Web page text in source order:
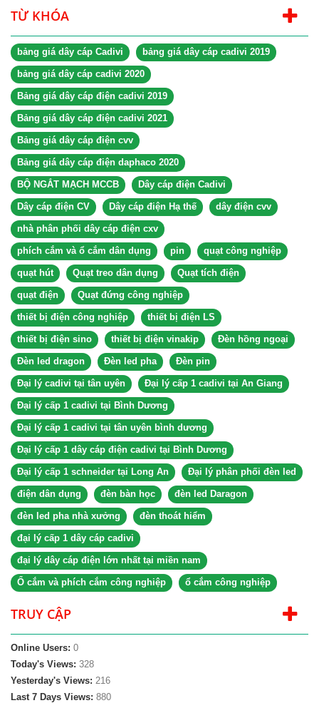
TỪ KHÓA
bảng giá dây cáp Cadivi bảng giá dây cáp cadivi 2019
bảng giá dây cáp cadivi 2020
Bảng giá dây cáp điện cadivi 2019
Bảng giá dây cáp điện cadivi 2021
Bảng giá dây cáp điện cvv
Bảng giá dây cáp điện daphaco 2020
BỘ NGẮT MẠCH MCCB Dây cáp điện Cadivi
Dây cáp điện CV Dây cáp điện Hạ thế dây điện cvv
nhà phân phối dây cáp điện cxv
phích cắm và ổ cắm dân dụng pin quạt công nghiệp
quạt hút Quạt treo dân dụng Quạt tích điện
quạt điện Quạt đứng công nghiệp
thiết bị điện công nghiệp thiết bị điện LS
thiết bị điện sino thiết bị điện vinakip Đèn hồng ngoại
Đèn led dragon Đèn led pha Đèn pin
Đại lý cadivi tại tân uyên Đại lý cấp 1 cadivi tại An Giang
Đại lý cấp 1 cadivi tại Bình Dương
Đại lý cấp 1 cadivi tại tân uyên bình dương
Đại lý cấp 1 dây cáp điện cadivi tại Bình Dương
Đại lý cấp 1 schneider tại Long An Đại lý phân phối đèn led
điện dân dụng đèn bàn học đèn led Daragon
đèn led pha nhà xưởng đèn thoát hiểm
đại lý cấp 1 dây cáp cadivi
đại lý dây cáp điện lớn nhất tại miền nam
Ổ cắm và phích cắm công nghiệp ổ cắm công nghiệp
TRUY CẬP
Online Users: 0
Today's Views: 328
Yesterday's Views: 216
Last 7 Days Views: 880